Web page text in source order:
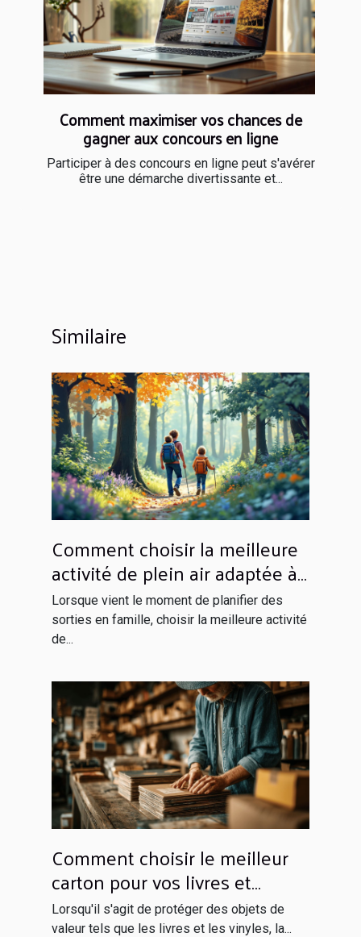
Comment maximiser vos chances de
gagner aux concours en ligne
Participer à des concours en ligne peut s'avérer
être une démarche divertissante et...
Similaire
Comment choisir la meilleure
activité de plein air adaptée à
votre famille ?
Lorsque vient le moment de planifier des
sorties en famille, choisir la meilleure activité
de...
Comment choisir le meilleur
carton pour vos livres et
vinyles
Lorsqu'il s'agit de protéger des objets de
valeur tels que les livres et les vinyles, la...